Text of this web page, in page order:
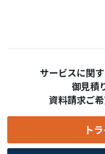
サービスに関
御見積
資料請求ご
ト